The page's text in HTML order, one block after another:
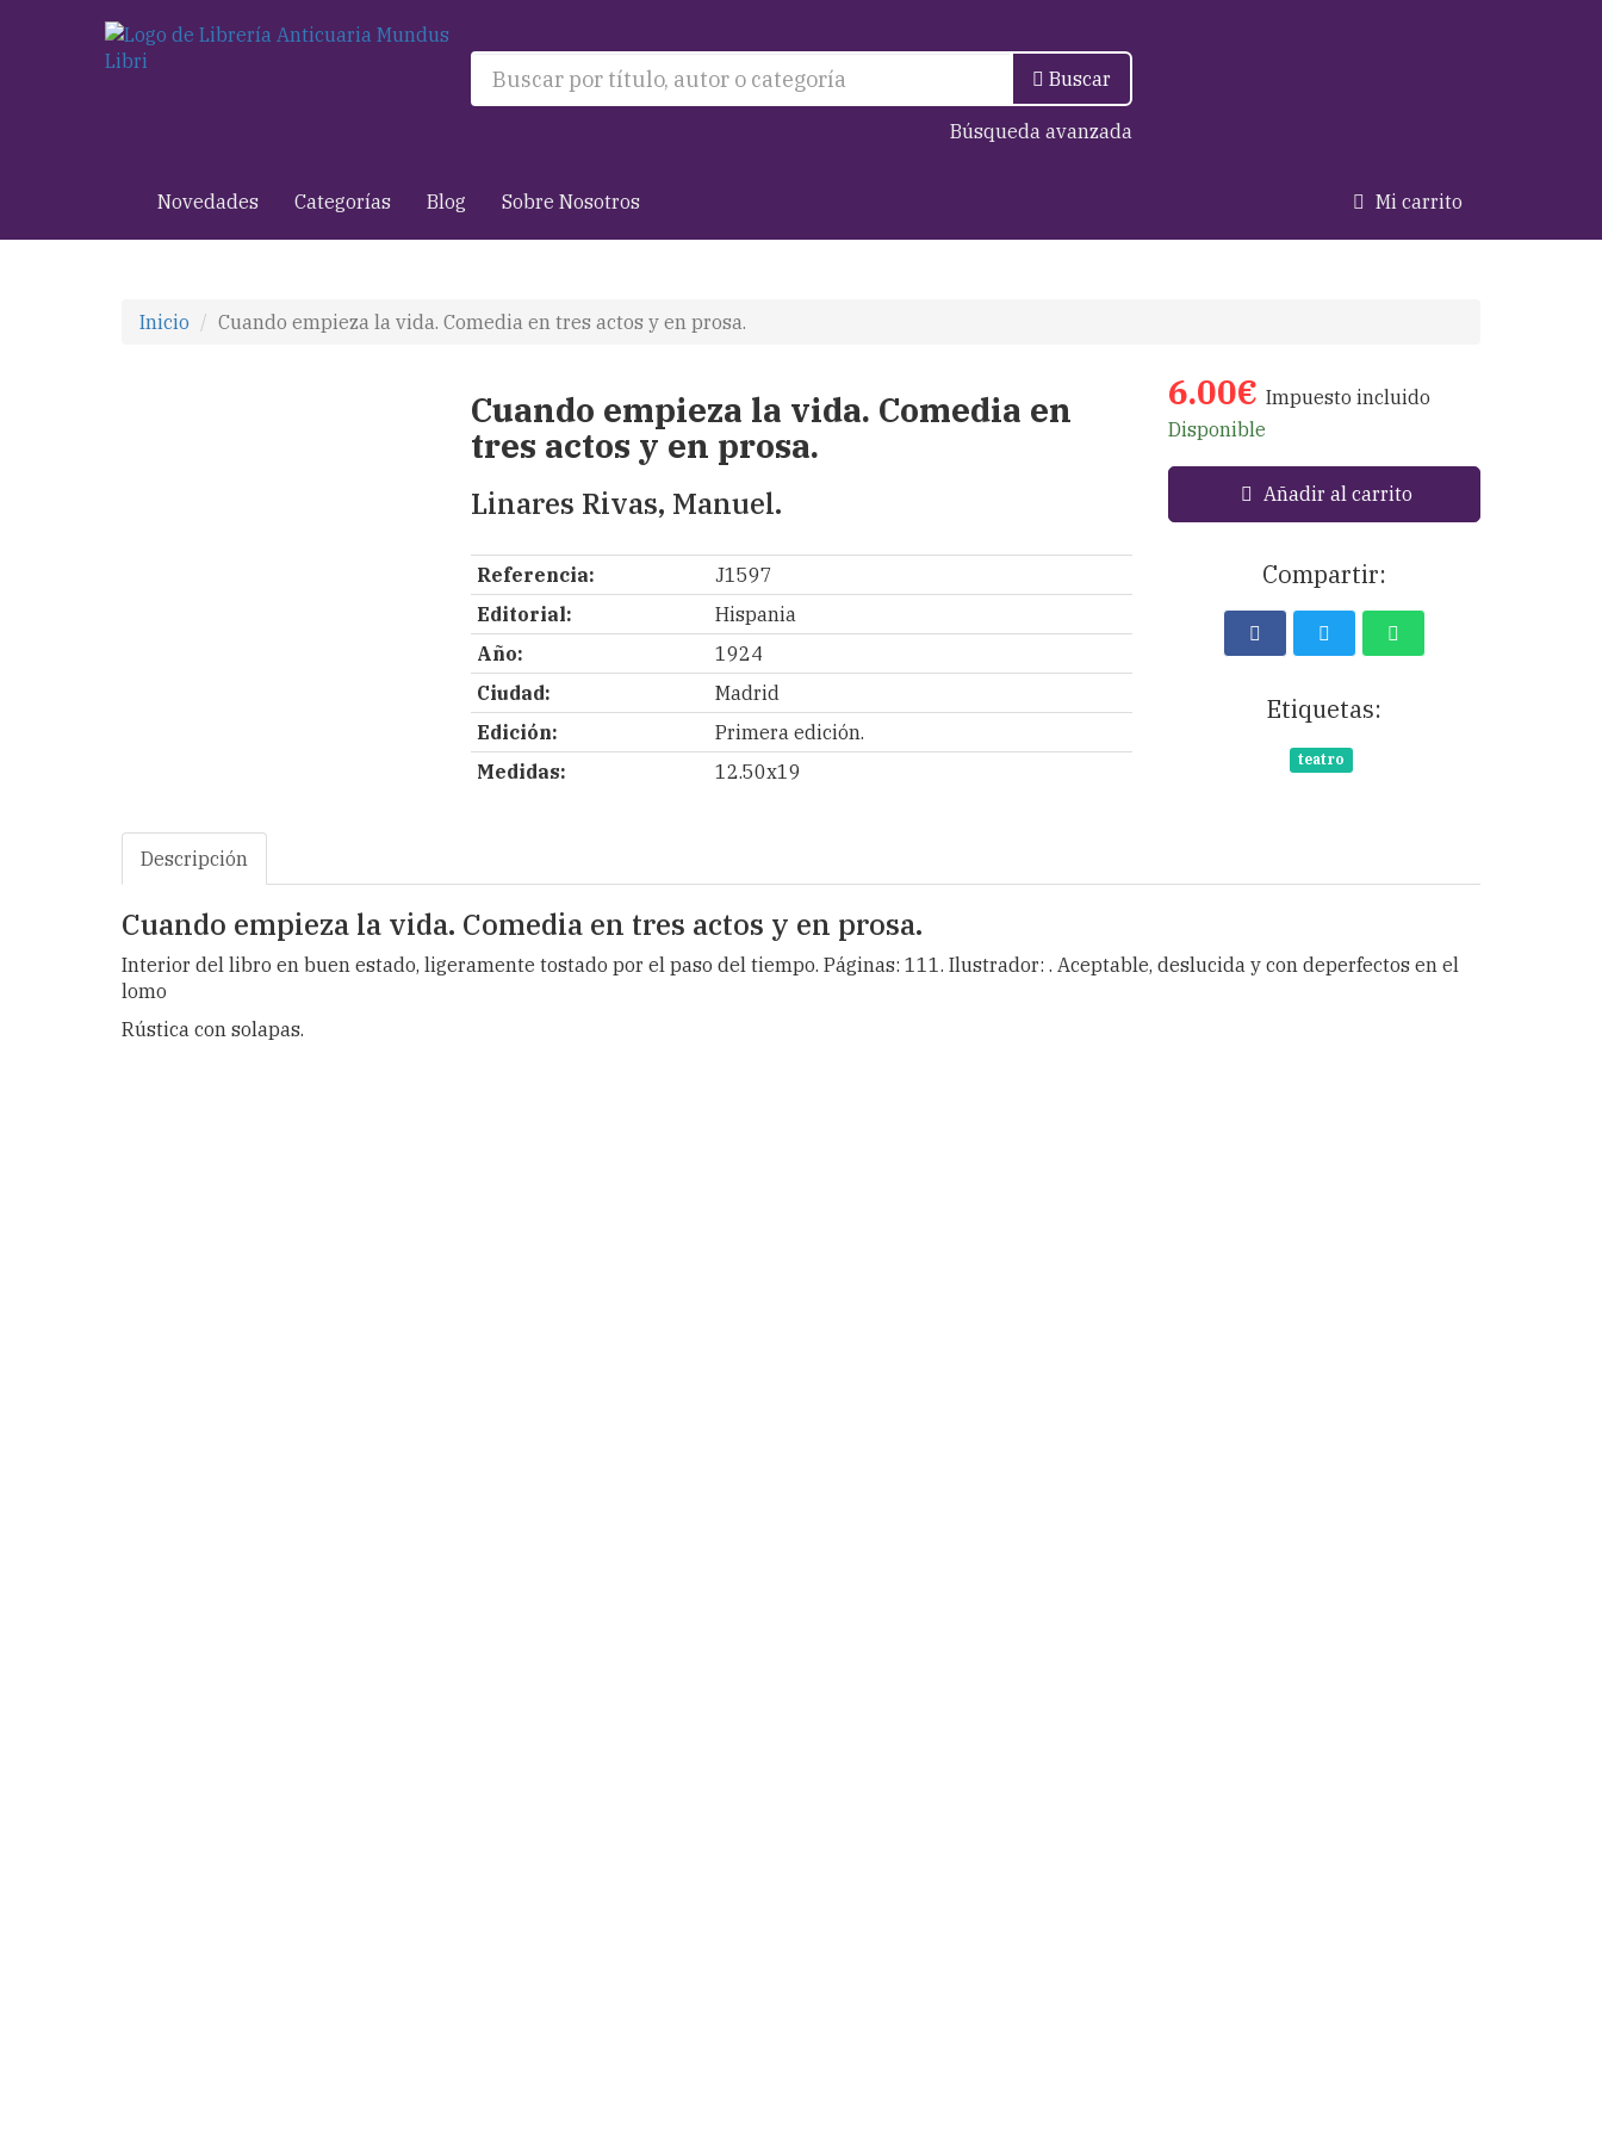
Buscar
Búsqueda avanzada
Novedades Categorías Blog Sobre Nosotros Mi carrito
Inicio Cuando empieza la vida. Comedia en tres actos y en prosa.
Cuando empieza la vida. Comedia en
tres actos y en prosa.
Linares Rivas, Manuel.
Referencia:
J1597
Editorial:
Hispania
Año:
1924
Ciudad:
Madrid
Edición:
Primera edición.
Medidas:
12.50x19
6.00€ Impuesto incluido
Disponible
Añadir al carrito
Compartir:
Etiquetas:
teatro
Descripción
Cuando empieza la vida. Comedia en tres actos y en prosa.
Interior del libro en buen estado, ligeramente tostado por el paso del tiempo. Páginas: 111. Ilustrador: . Aceptable, deslucida y con deperfectos en el
lomo
Rústica con solapas.